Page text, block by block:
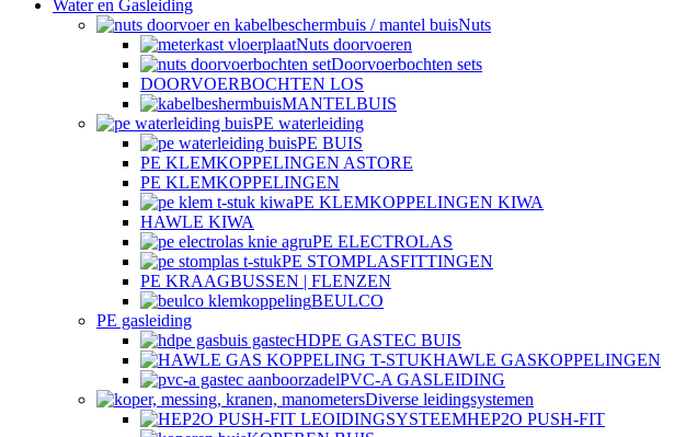
Water en Gasleiding
Nuts
Nuts doorvoeren
Doorvoerbochten sets
DOORVOERBOCHTEN LOS
MANTELBUIS
PE waterleiding
PE BUIS
PE KLEMKOPPELINGEN ASTORE
PE KLEMKOPPELINGEN
PE KLEMKOPPELINGEN KIWA
HAWLE KIWA
PE ELECTROLAS
PE STOMPLASFITTINGEN
PE KRAAGBUSSEN | FLENZEN
BEULCO
PE gasleiding
HDPE GASTEC BUIS
HAWLE GASKOPPELINGEN
PVC-A GASLEIDING
Diverse leidingsystemen
HEP2O PUSH-FIT